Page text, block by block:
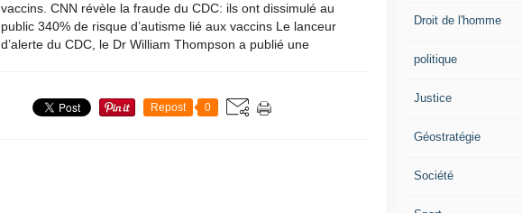
vaccins. CNN révèle la fraude du CDC: ils ont dissimulé au
public 340% de risque d’autisme lié aux vaccins Le lanceur
d’alerte du CDC, le Dr William Thompson a publié une
Repost 0
Droit de l'homme
politique
Justice
Géostratégie
Société